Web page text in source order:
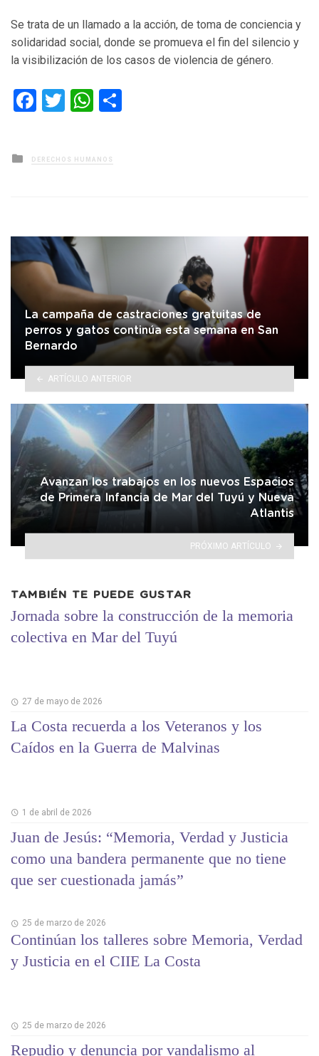
Se trata de un llamado a la acción, de toma de conciencia y
solidaridad social, donde se promueva el fin del silencio y
la visibilización de los casos de violencia de género.
Facebook
TwitterWhatsApp
Posted
in
DERECHOS HUMANOS
La campaña de castraciones gratuitas de
perros y gatos continúa esta semana en San
Bernardo
ARTÍCULO ANTERIOR
Avanzan los trabajos en los nuevos Espacios
de Primera Infancia de Mar del Tuyú y Nueva
Atlantis
PRÓXIMO ARTÍCULO
TAMBIÉN TE PUEDE GUSTAR
Jornada sobre la construcción de la memoria
colectiva en Mar del Tuyú
27 de mayo de 2026
La Costa recuerda a los Veteranos y los
Caídos en la Guerra de Malvinas
1 de abril de 2026
Juan de Jesús: “Memoria, Verdad y Justicia
como una bandera permanente que no tiene
que ser cuestionada jamás”
25 de marzo de 2026
Continúan los talleres sobre Memoria, Verdad
y Justicia en el CIIE La Costa
25 de marzo de 2026
Repudio y denuncia por vandalismo al